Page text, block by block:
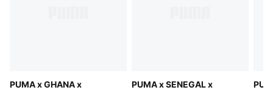
PUMA x GHANA x
PUMA x SENEGAL x